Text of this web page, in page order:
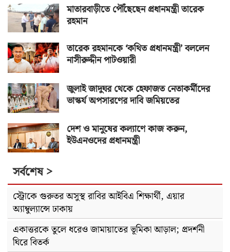
মাতারবাড়ীতে পৌঁছেছেন প্রধানমন্ত্রী তারেক
রহমান
তারেক রহমানকে ‘কথিত প্রধানমন্ত্রী’ বললেন
নাসীরুদ্দীন পাটওয়ারী
জুলাই জাদুঘর থেকে হেফাজত নেতাকর্মীদের
ভাস্কর্য অপসারণের দাবি জমিয়তের
দেশ ও মানুষের কল্যাণে কাজ করুন,
ইউএনওদের প্রধানমন্ত্রী
সর্বশেষ >
স্ট্রোকে গুরুতর অসুস্থ রাবির আইবিএ শিক্ষার্থী, এয়ার
অ্যাম্বুল্যান্সে ঢাকায়
একাত্তরকে তুলে ধরেও জামায়াতের ভূমিকা আড়াল; প্রদর্শনী
ঘিরে বিতর্ক